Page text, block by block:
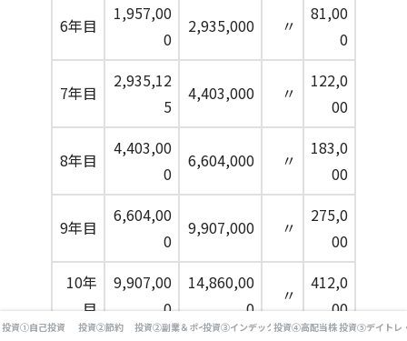
6年目
1,957,00
0
2,935,000 〃
81,00
0
7年目
2,935,12
5
4,403,000 〃
122,0
00
8年目
4,403,00
0
6,604,000 〃
183,0
00
9年目
6,604,00
0
9,907,000 〃
275,0
00
10年
目
9,907,00
0
14,860,00
0
〃
412,0
00
投資①自己投資 投資②節約 投資②副業＆ポイ活投資③インデックス投資投資④高配当株投資⑤デイトレ